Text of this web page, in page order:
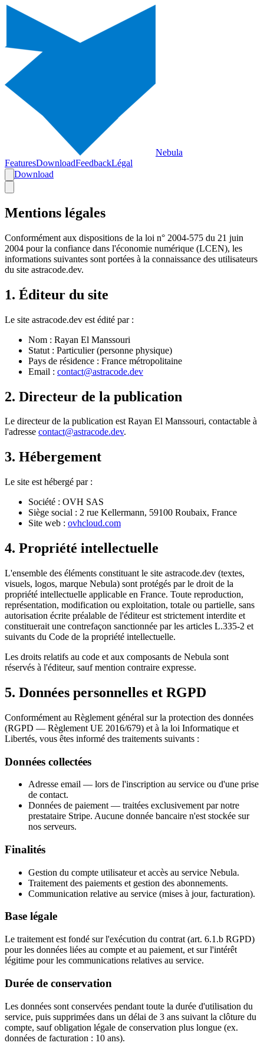
Nebula
FeaturesDownloadFeedbackLégal
Download
Mentions légales
Conformément aux dispositions de la loi n° 2004-575 du 21 juin
2004 pour la confiance dans l'économie numérique (LCEN), les
informations suivantes sont portées à la connaissance des utilisateurs
du site astracode.dev.
1. Éditeur du site
Le site astracode.dev est édité par :
Nom : Rayan El Manssouri
Statut : Particulier (personne physique)
Pays de résidence : France métropolitaine
Email : contact@astracode.dev
2. Directeur de la publication
Le directeur de la publication est Rayan El Manssouri, contactable à
l'adresse contact@astracode.dev.
3. Hébergement
Le site est hébergé par :
Société : OVH SAS
Siège social : 2 rue Kellermann, 59100 Roubaix, France
Site web : ovhcloud.com
4. Propriété intellectuelle
L'ensemble des éléments constituant le site astracode.dev (textes,
visuels, logos, marque Nebula) sont protégés par le droit de la
propriété intellectuelle applicable en France. Toute reproduction,
représentation, modification ou exploitation, totale ou partielle, sans
autorisation écrite préalable de l'éditeur est strictement interdite et
constituerait une contrefaçon sanctionnée par les articles L.335-2 et
suivants du Code de la propriété intellectuelle.
Les droits relatifs au code et aux composants de Nebula sont
réservés à l'éditeur, sauf mention contraire expresse.
5. Données personnelles et RGPD
Conformément au Règlement général sur la protection des données
(RGPD — Règlement UE 2016/679) et à la loi Informatique et
Libertés, vous êtes informé des traitements suivants :
Données collectées
Adresse email — lors de l'inscription au service ou d'une prise
de contact.
Données de paiement — traitées exclusivement par notre
prestataire Stripe. Aucune donnée bancaire n'est stockée sur
nos serveurs.
Finalités
Gestion du compte utilisateur et accès au service Nebula.
Traitement des paiements et gestion des abonnements.
Communication relative au service (mises à jour, facturation).
Base légale
Le traitement est fondé sur l'exécution du contrat (art. 6.1.b RGPD)
pour les données liées au compte et au paiement, et sur l'intérêt
légitime pour les communications relatives au service.
Durée de conservation
Les données sont conservées pendant toute la durée d'utilisation du
service, puis supprimées dans un délai de 3 ans suivant la clôture du
compte, sauf obligation légale de conservation plus longue (ex.
données de facturation : 10 ans).